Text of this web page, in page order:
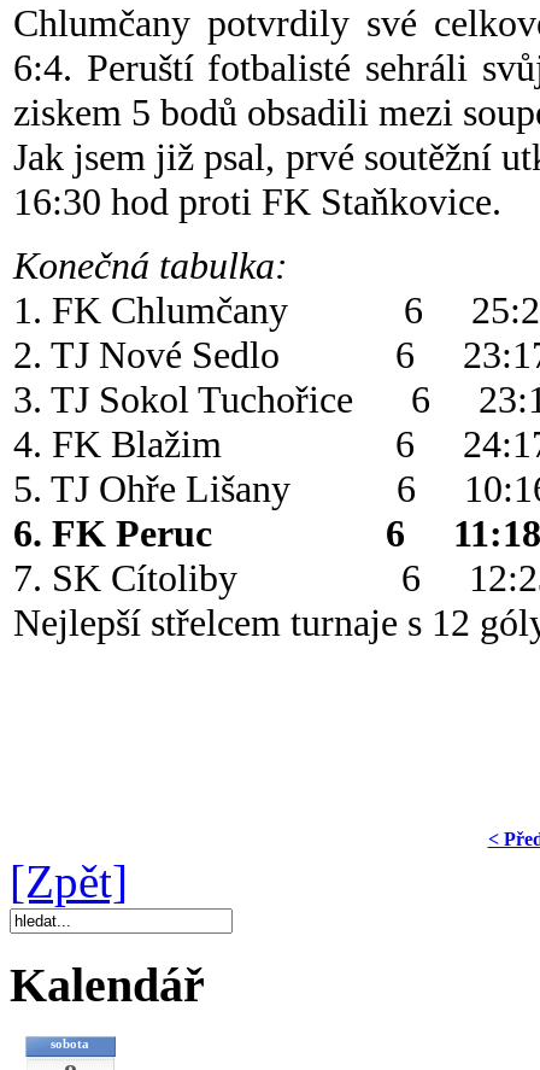
Chlumčany potvrdily své
6:4. Peruští fotbalisté sehráli
ziskem 5 bodů obsadili mezi
Jak jsem již psal, prvé soutěžní
16:30 hod proti FK Staňkovice.
Konečná tabulka:
1. FK Chlumčany 6
2. TJ Nové Sedlo 6
3. TJ Sokol Tuchořice 6
4. FK Blažim 6
5. TJ Ohře Lišany 6
6. FK Peruc 6
7. SK Cítoliby 6
Nejlepší střelcem turnaje s 12
<
[Zpět]
Kalendář
sobota